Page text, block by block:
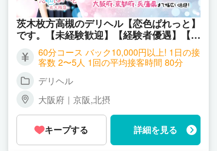
茨木枚方高槻のデリヘル【恋色ぱれっと】
です。【未経験歓迎】【経験者優遇】【客
層の良いエリア】【雑費なし】【広範囲の
送迎】経験豊富なスタッフがしっかりサポ
ート致します♪
60分コース バック10,000円以上! 1日の接
客数 2〜5人 1回の平均接客時間 80分
デリヘル
大阪府｜京阪,北摂
キープする 詳細を見る